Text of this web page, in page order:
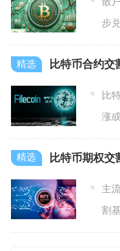
步
集
比特币合约交
比
涨
周
比特币期权交
主
割